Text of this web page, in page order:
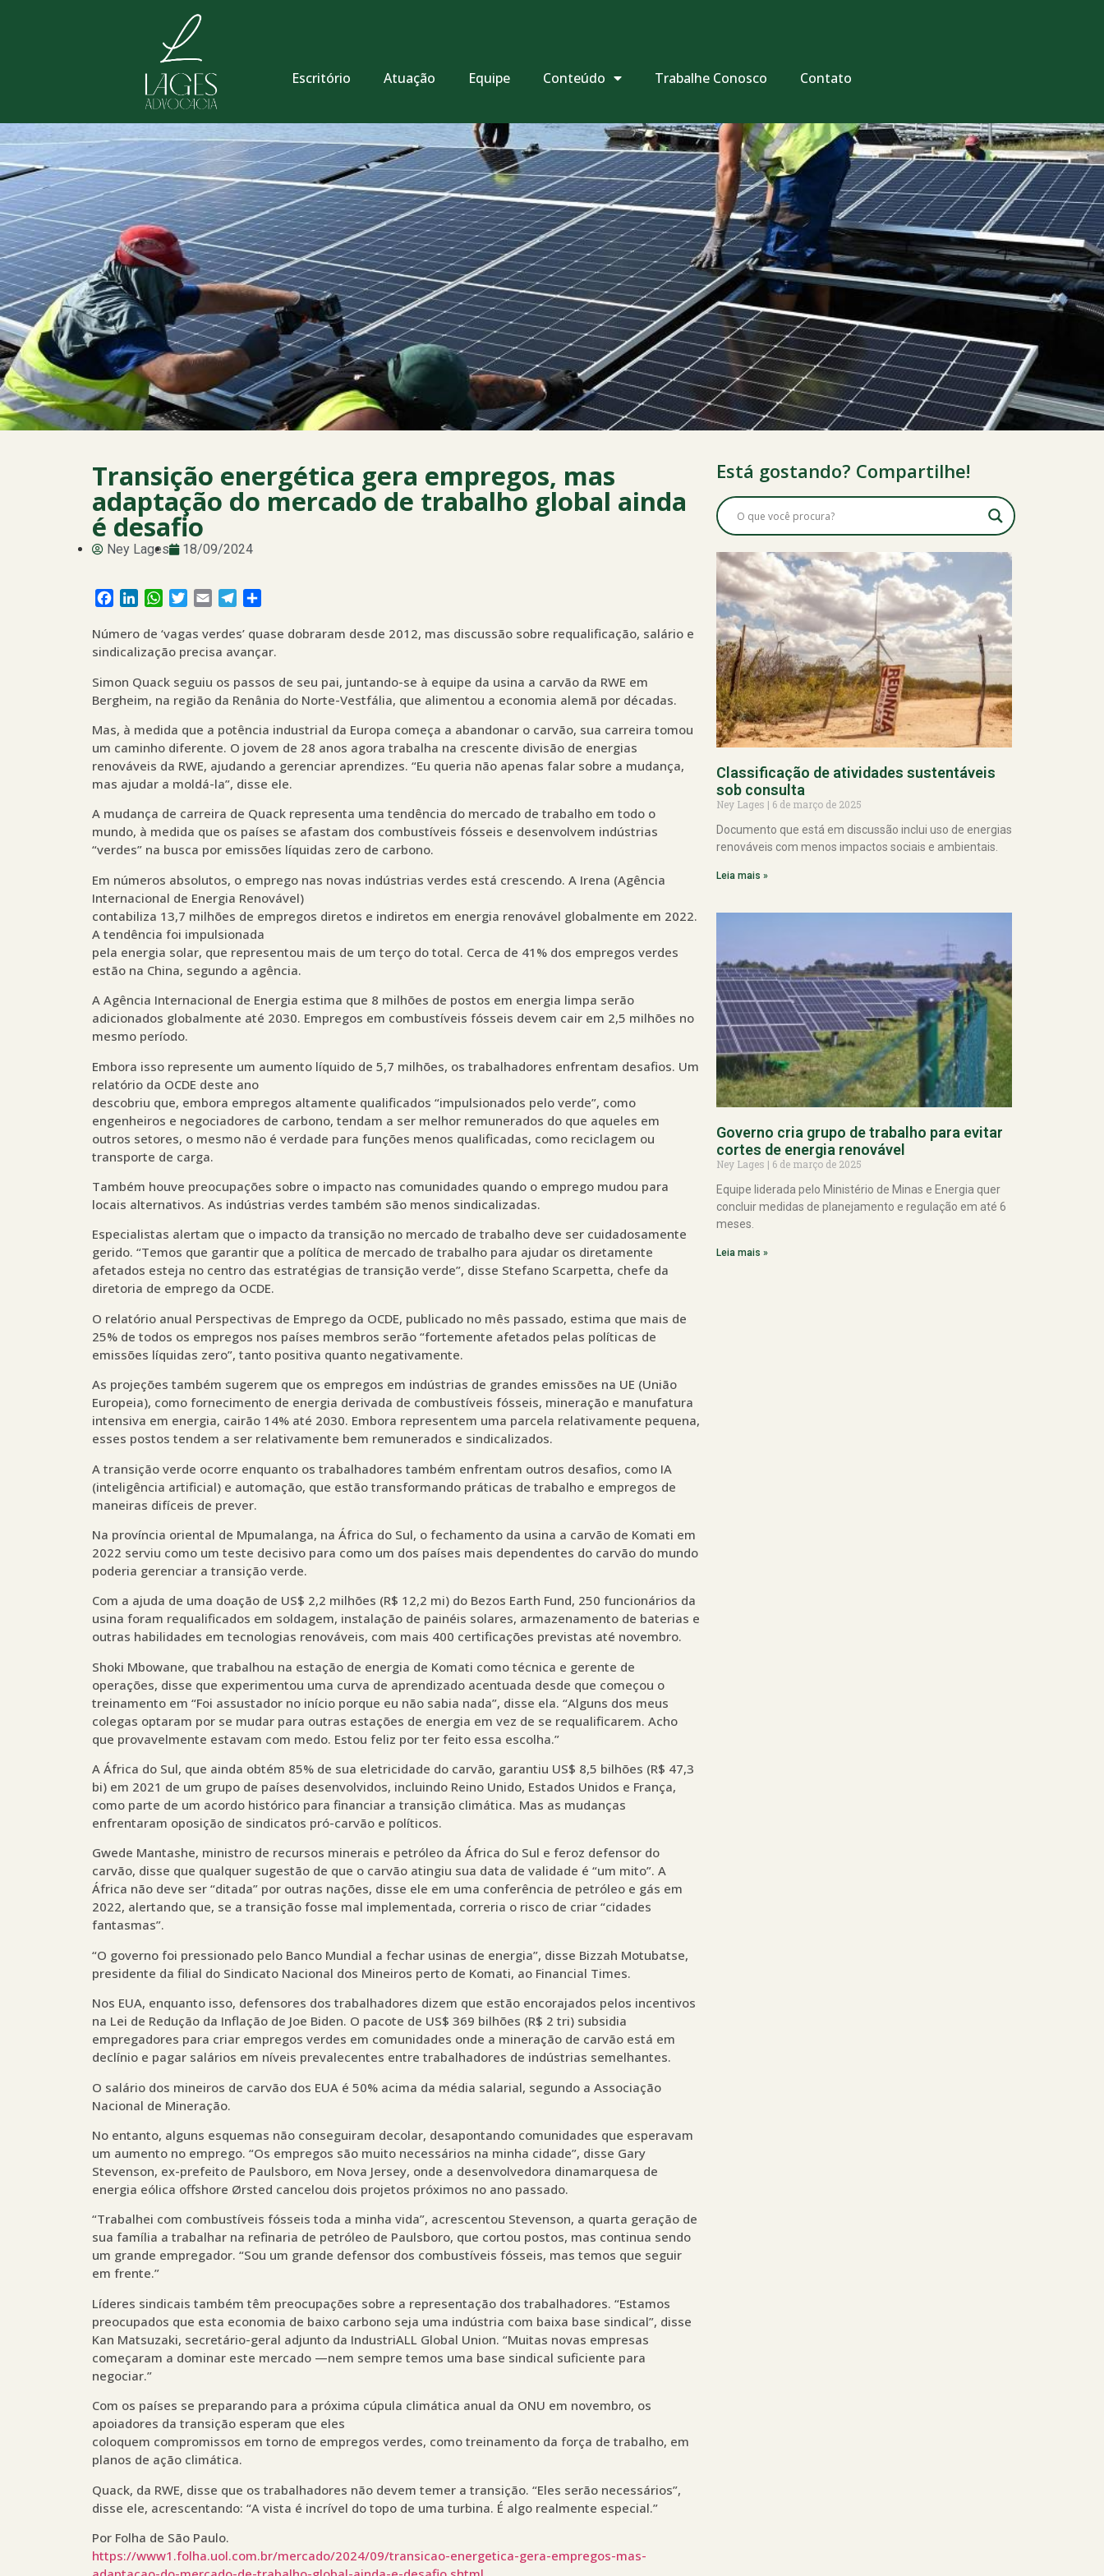
Escritório Atuação Equipe Conteúdo Trabalhe Conosco Contato
Transição energética gera empregos, mas
adaptação do mercado de trabalho global ainda
é desafio
Ney Lages 18/09/2024
Facebook
LinkedInWhatsApp
Twitter
Email Telegram
Número de ‘vagas verdes’ quase dobraram desde 2012, mas discussão sobre requalificação, salário e
sindicalização precisa avançar.
Simon Quack seguiu os passos de seu pai, juntando-se à equipe da usina a carvão da RWE em
Bergheim, na região da Renânia do Norte-Vestfália, que alimentou a economia alemã por décadas.
Mas, à medida que a potência industrial da Europa começa a abandonar o carvão, sua carreira tomou
um caminho diferente. O jovem de 28 anos agora trabalha na crescente divisão de energias
renováveis da RWE, ajudando a gerenciar aprendizes. “Eu queria não apenas falar sobre a mudança,
mas ajudar a moldá-la”, disse ele.
A mudança de carreira de Quack representa uma tendência do mercado de trabalho em todo o
mundo, à medida que os países se afastam dos combustíveis fósseis e desenvolvem indústrias
“verdes” na busca por emissões líquidas zero de carbono.
Em números absolutos, o emprego nas novas indústrias verdes está crescendo. A Irena (Agência
Internacional de Energia Renovável)
contabiliza 13,7 milhões de empregos diretos e indiretos em energia renovável globalmente em 2022.
A tendência foi impulsionada
pela energia solar, que representou mais de um terço do total. Cerca de 41% dos empregos verdes
estão na China, segundo a agência.
A Agência Internacional de Energia estima que 8 milhões de postos em energia limpa serão
adicionados globalmente até 2030. Empregos em combustíveis fósseis devem cair em 2,5 milhões no
mesmo período.
Embora isso represente um aumento líquido de 5,7 milhões, os trabalhadores enfrentam desafios. Um
relatório da OCDE deste ano
descobriu que, embora empregos altamente qualificados “impulsionados pelo verde”, como
engenheiros e negociadores de carbono, tendam a ser melhor remunerados do que aqueles em
outros setores, o mesmo não é verdade para funções menos qualificadas, como reciclagem ou
transporte de carga.
Também houve preocupações sobre o impacto nas comunidades quando o emprego mudou para
locais alternativos. As indústrias verdes também são menos sindicalizadas.
Especialistas alertam que o impacto da transição no mercado de trabalho deve ser cuidadosamente
gerido. “Temos que garantir que a política de mercado de trabalho para ajudar os diretamente
afetados esteja no centro das estratégias de transição verde”, disse Stefano Scarpetta, chefe da
diretoria de emprego da OCDE.
O relatório anual Perspectivas de Emprego da OCDE, publicado no mês passado, estima que mais de
25% de todos os empregos nos países membros serão “fortemente afetados pelas políticas de
emissões líquidas zero”, tanto positiva quanto negativamente.
As projeções também sugerem que os empregos em indústrias de grandes emissões na UE (União
Europeia), como fornecimento de energia derivada de combustíveis fósseis, mineração e manufatura
intensiva em energia, cairão 14% até 2030. Embora representem uma parcela relativamente pequena,
esses postos tendem a ser relativamente bem remunerados e sindicalizados.
A transição verde ocorre enquanto os trabalhadores também enfrentam outros desafios, como IA
(inteligência artificial) e automação, que estão transformando práticas de trabalho e empregos de
maneiras difíceis de prever.
Na província oriental de Mpumalanga, na África do Sul, o fechamento da usina a carvão de Komati em
2022 serviu como um teste decisivo para como um dos países mais dependentes do carvão do mundo
poderia gerenciar a transição verde.
Com a ajuda de uma doação de US$ 2,2 milhões (R$ 12,2 mi) do Bezos Earth Fund, 250 funcionários da
usina foram requalificados em soldagem, instalação de painéis solares, armazenamento de baterias e
outras habilidades em tecnologias renováveis, com mais 400 certificações previstas até novembro.
Shoki Mbowane, que trabalhou na estação de energia de Komati como técnica e gerente de
operações, disse que experimentou uma curva de aprendizado acentuada desde que começou o
treinamento em “Foi assustador no início porque eu não sabia nada”, disse ela. “Alguns dos meus
colegas optaram por se mudar para outras estações de energia em vez de se requalificarem. Acho
que provavelmente estavam com medo. Estou feliz por ter feito essa escolha.”
A África do Sul, que ainda obtém 85% de sua eletricidade do carvão, garantiu US$ 8,5 bilhões (R$ 47,3
bi) em 2021 de um grupo de países desenvolvidos, incluindo Reino Unido, Estados Unidos e França,
como parte de um acordo histórico para financiar a transição climática. Mas as mudanças
enfrentaram oposição de sindicatos pró-carvão e políticos.
Gwede Mantashe, ministro de recursos minerais e petróleo da África do Sul e feroz defensor do
carvão, disse que qualquer sugestão de que o carvão atingiu sua data de validade é “um mito”. A
África não deve ser “ditada” por outras nações, disse ele em uma conferência de petróleo e gás em
2022, alertando que, se a transição fosse mal implementada, correria o risco de criar “cidades
fantasmas”.
“O governo foi pressionado pelo Banco Mundial a fechar usinas de energia”, disse Bizzah Motubatse,
presidente da filial do Sindicato Nacional dos Mineiros perto de Komati, ao Financial Times.
Nos EUA, enquanto isso, defensores dos trabalhadores dizem que estão encorajados pelos incentivos
na Lei de Redução da Inflação de Joe Biden. O pacote de US$ 369 bilhões (R$ 2 tri) subsidia
empregadores para criar empregos verdes em comunidades onde a mineração de carvão está em
declínio e pagar salários em níveis prevalecentes entre trabalhadores de indústrias semelhantes.
O salário dos mineiros de carvão dos EUA é 50% acima da média salarial, segundo a Associação
Nacional de Mineração.
No entanto, alguns esquemas não conseguiram decolar, desapontando comunidades que esperavam
um aumento no emprego. “Os empregos são muito necessários na minha cidade”, disse Gary
Stevenson, ex-prefeito de Paulsboro, em Nova Jersey, onde a desenvolvedora dinamarquesa de
energia eólica offshore Ørsted cancelou dois projetos próximos no ano passado.
“Trabalhei com combustíveis fósseis toda a minha vida”, acrescentou Stevenson, a quarta geração de
sua família a trabalhar na refinaria de petróleo de Paulsboro, que cortou postos, mas continua sendo
um grande empregador. “Sou um grande defensor dos combustíveis fósseis, mas temos que seguir
em frente.”
Líderes sindicais também têm preocupações sobre a representação dos trabalhadores. “Estamos
preocupados que esta economia de baixo carbono seja uma indústria com baixa base sindical”, disse
Kan Matsuzaki, secretário-geral adjunto da IndustriALL Global Union. “Muitas novas empresas
começaram a dominar este mercado —nem sempre temos uma base sindical suficiente para
negociar.”
Com os países se preparando para a próxima cúpula climática anual da ONU em novembro, os
apoiadores da transição esperam que eles
coloquem compromissos em torno de empregos verdes, como treinamento da força de trabalho, em
planos de ação climática.
Quack, da RWE, disse que os trabalhadores não devem temer a transição. “Eles serão necessários”,
disse ele, acrescentando: “A vista é incrível do topo de uma turbina. É algo realmente especial.”
Por Folha de São Paulo.
https://www1.folha.uol.com.br/mercado/2024/09/transicao-energetica-gera-empregos-mas-
Está gostando? Compartilhe!
Classificação de atividades sustentáveis
sob consulta
Ney Lages
6 de março de 2025
Documento que está em discussão inclui uso de energias
renováveis com menos impactos sociais e ambientais.
Leia mais »
Governo cria grupo de trabalho para evitar
cortes de energia renovável
Ney Lages
6 de março de 2025
Equipe liderada pelo Ministério de Minas e Energia quer
concluir medidas de planejamento e regulação em até 6
meses.
Leia mais »